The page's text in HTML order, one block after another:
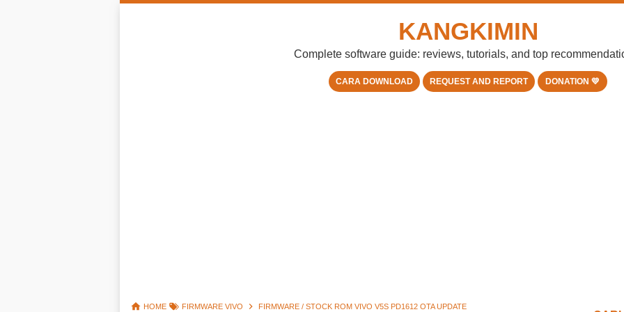
KANGKIMIN
Complete software guide: reviews, tutorials, and top
CARA DOWNLOAD REQUEST AND REPORT DONATION 💛
HOME FIRMWARE VIVO FIRMWARE / STOCK ROM VIVO V5S PD1612 OTA UPDATE